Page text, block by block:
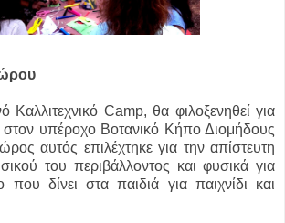
Καλλιτεχνικό Camp, θα φιλοξενηθεί για
στον υπέροχο Βοτανικό Κήπο Διομήδους
αυτός επιλέχτηκε για την απίστευτη
του περιβάλλοντος και φυσικά για
δίνει στα παιδιά για παιχνίδι και